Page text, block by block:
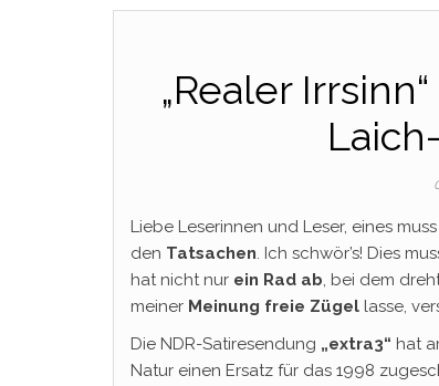
„Realer
Liebe Leserinnen und Leser, eines
den Tatsachen. Ich schwör’s! Dies
hat nicht nur ein Rad ab, bei dem
meiner Meinung freie Zügel lasse,
Die NDR-Satiresendung „extra3“ hat
Natur einen Ersatz für das 1998